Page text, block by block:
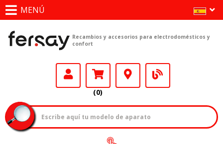
MENÚ
Recambios y accesorios para electrodomésticos y
confort
(0)
¿Cómo encontrar